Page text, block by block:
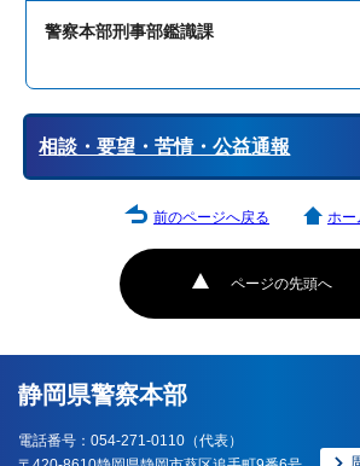
警察本部刑事部鑑識課
相談・要望・苦情・公益通報
ページの先頭へ
前のページへ戻る ホー
静岡県警察本部
電話番号：054-271-0110（代表）